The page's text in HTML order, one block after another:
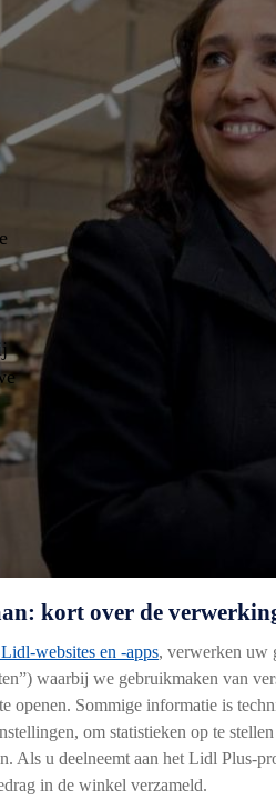
kort over de
websites en -apps, verwerken uw
waarbij we gebruikmaken van
openen. Sommige informatie is
om statistieken op te
Als u deelneemt aan het Lidl Plus-
in de winkel verzameld.